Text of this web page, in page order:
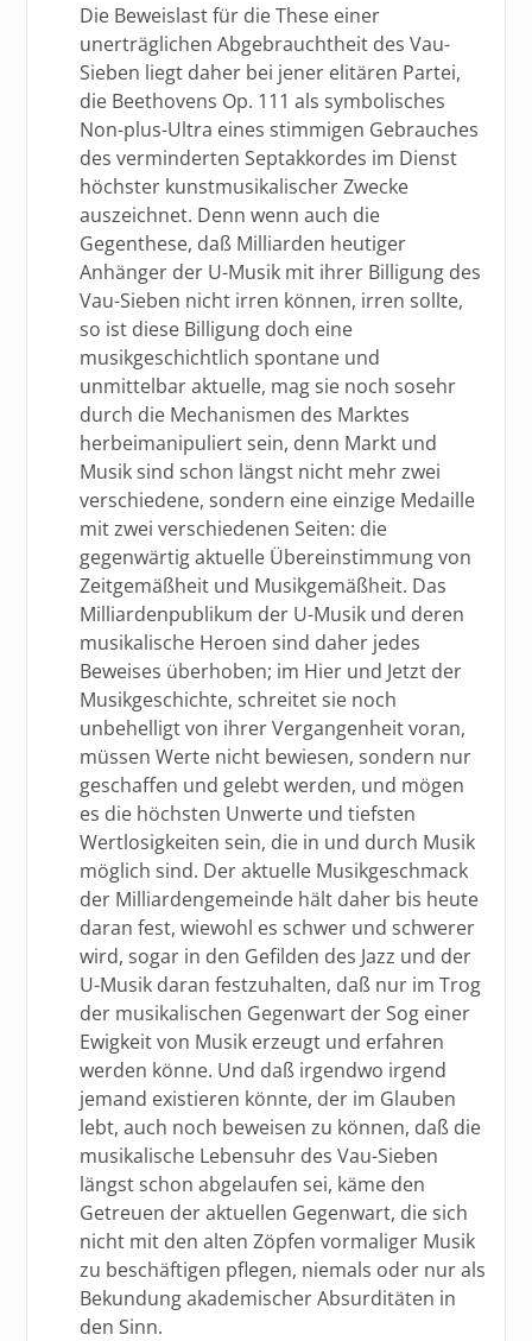
Die Beweislast für die These einer
unerträglichen Abgebrauchtheit des Vau-
Sieben liegt daher bei jener elitären Partei,
die Beethovens Op. 111 als symbolisches
Non-plus-Ultra eines stimmigen Gebrauches
des verminderten Septakkordes im Dienst
höchster kunstmusikalischer Zwecke
auszeichnet. Denn wenn auch die
Gegenthese, daß Milliarden heutiger
Anhänger der U-Musik mit ihrer Billigung des
Vau-Sieben nicht irren können, irren sollte,
so ist diese Billigung doch eine
musikgeschichtlich spontane und
unmittelbar aktuelle, mag sie noch sosehr
durch die Mechanismen des Marktes
herbeimanipuliert sein, denn Markt und
Musik sind schon längst nicht mehr zwei
verschiedene, sondern eine einzige Medaille
mit zwei verschiedenen Seiten: die
gegenwärtig aktuelle Übereinstimmung von
Zeitgemäßheit und Musikgemäßheit. Das
Milliardenpublikum der U-Musik und deren
musikalische Heroen sind daher jedes
Beweises überhoben; im Hier und Jetzt der
Musikgeschichte, schreitet sie noch
unbehelligt von ihrer Vergangenheit voran,
müssen Werte nicht bewiesen, sondern nur
geschaffen und gelebt werden, und mögen
es die höchsten Unwerte und tiefsten
Wertlosigkeiten sein, die in und durch Musik
möglich sind. Der aktuelle Musikgeschmack
der Milliardengemeinde hält daher bis heute
daran fest, wiewohl es schwer und schwerer
wird, sogar in den Gefilden des Jazz und der
U-Musik daran festzuhalten, daß nur im Trog
der musikalischen Gegenwart der Sog einer
Ewigkeit von Musik erzeugt und erfahren
werden könne. Und daß irgendwo irgend
jemand existieren könnte, der im Glauben
lebt, auch noch beweisen zu können, daß die
musikalische Lebensuhr des Vau-Sieben
längst schon abgelaufen sei, käme den
Getreuen der aktuellen Gegenwart, die sich
nicht mit den alten Zöpfen vormaliger Musik
zu beschäftigen pflegen, niemals oder nur als
Bekundung akademischer Absurditäten in
den Sinn.